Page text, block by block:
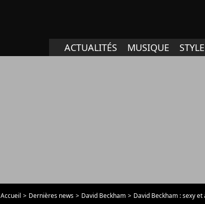
ACTUALITÉS MUSIQUE STYLE
Accueil Dernières news David Beckham David Beckham : sexy